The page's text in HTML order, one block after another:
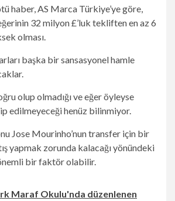
haber, AS Marca Türkiye’ye göre,
32 milyon £’luk tekliften en az 6
olması.
başka bir sansasyonel hamle
olup olmadığı ve eğer öyleyse
edilmeyeceği henüz bilinmiyor.
Jose Mourinho’nun transfer için bir
yapmak zorunda kalacağı yönündeki
bir faktör olabilir.
Maraf Okulu'nda düzenlenen